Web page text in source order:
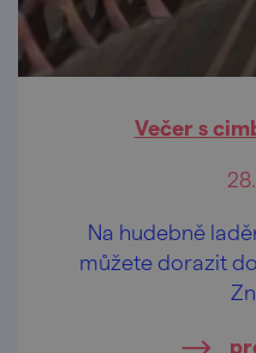
Večer s
Na hudebně
můžete dorazit